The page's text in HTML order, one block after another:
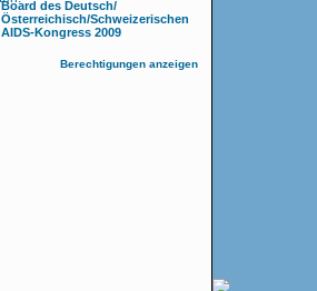
Board des Deutsch/
Österreichisch/Schweizerischen
AIDS-Kongress 2009
Berechtigungen anzeigen